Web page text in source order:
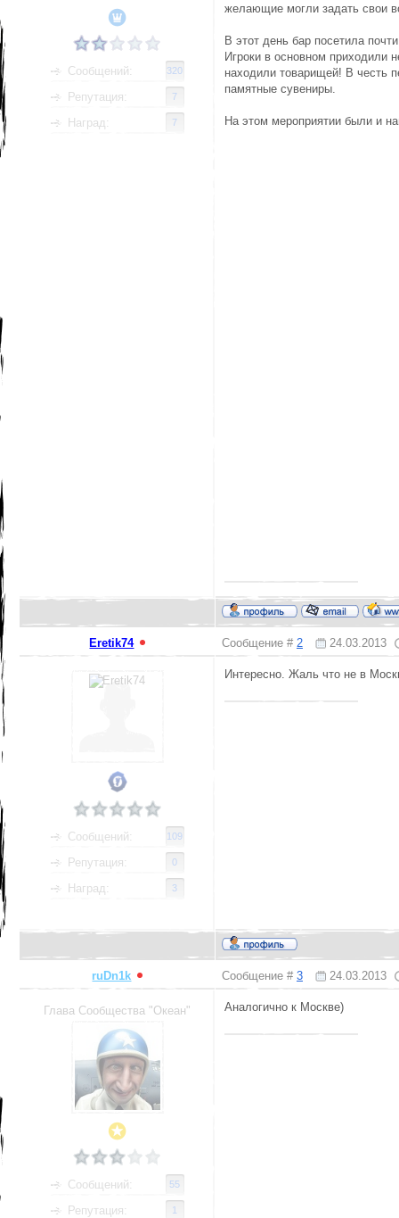
Сообщений: 320
Репутация: 7
Наград: 7
желающие могли задать свои
В этот день бар посетила
Игроки в основном приходили
находили товарищей! В честь
памятные сувениры.
На этом мероприятии были и
Eretik74 Сообщение # 2 24.03.2013
Сообщений: 109
Репутация: 0
Наград: 3
Интересно. Жаль что не в
ruDn1k Сообщение # 3 24.03.2013
Глава Сообщества "Океан"
Сообщений: 55
Репутация: 1
Аналогично к Москве)